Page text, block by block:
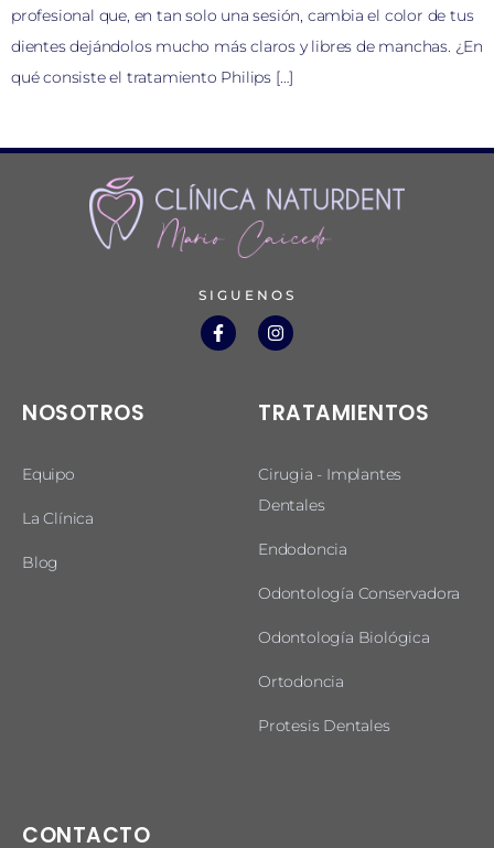
profesional que, en tan solo una sesión, cambia el color de tus
dientes dejándolos mucho más claros y libres de manchas. ¿En
qué consiste el tratamiento Philips […]
SIGUENOS
NOSOTROS
Equipo
La Clínica
Blog
TRATAMIENTOS
Cirugia - Implantes
Dentales
Endodoncia
Odontología Conservadora
Odontología Biológica
Ortodoncia
Protesis Dentales
CONTACTO